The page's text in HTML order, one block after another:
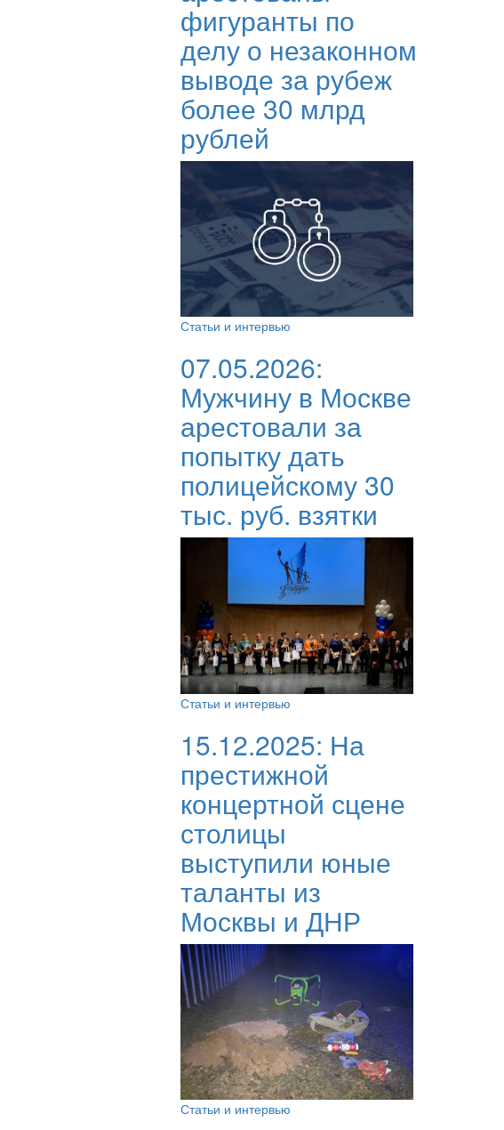
фигуранты по
делу о незаконном
выводе за рубеж
более 30 млрд
рублей
Статьи и интервью
07.05.2026:
Мужчину в Москве
арестовали за
попытку дать
полицейскому 30
тыс. руб. взятки
Статьи и интервью
15.12.2025: На
престижной
концертной сцене
столицы
выступили юные
таланты из
Москвы и ДНР
Статьи и интервью